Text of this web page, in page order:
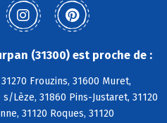
(31300) est proche de :
Frouzins, 31600 Muret,
Lèze, 31860 Pins-Justaret, 31120
31120 Roques, 31120